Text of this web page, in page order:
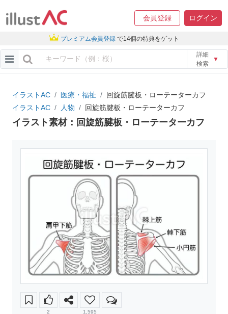
会員登録 ログイン
プレミアム会員登録 で14個の特典をゲット
詳細
検索
▼
イラストAC 医療・福祉
回旋筋腱板・ローテーターカフ
イラストAC
人物 回旋筋腱板・ローテーターカフ
イラスト素材：回旋筋腱板・ローテーターカフ
2 1,595